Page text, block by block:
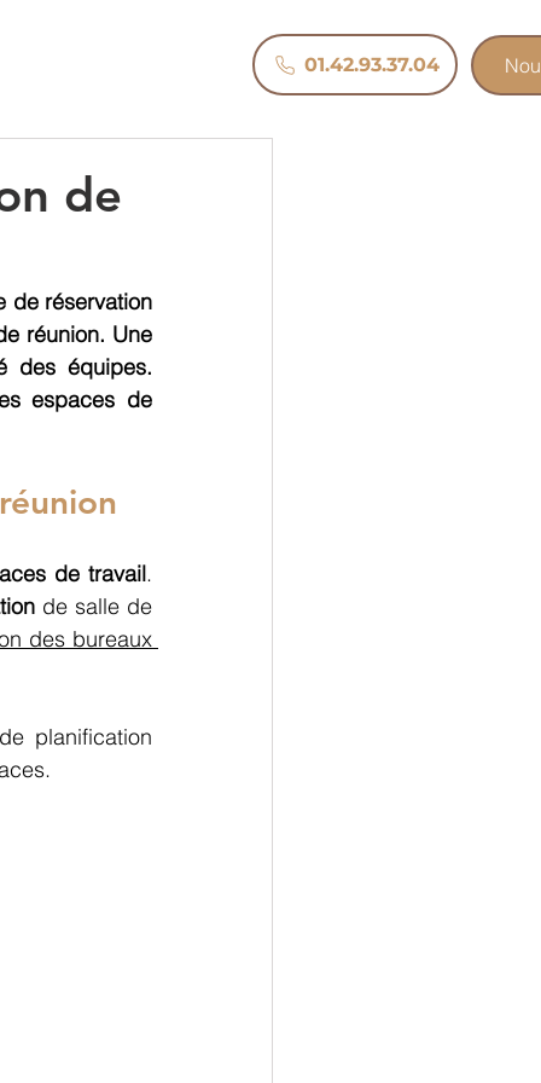
01.42.93.37.04
de
de réservation
réunion. Une
des équipes.
espaces de
de travail.
de salle de
planification